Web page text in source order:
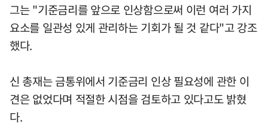
그는 "기준금리를 앞으로 인상함으로써 이런 여러 가지
요소를 일관성 있게 관리하는 기회가 될 것 같다"고 강조
했다.
신 총재는 금통위에서 기준금리 인상 필요성에 관한 이
견은 없었다며 적절한 시점을 검토하고 있다고도 밝혔
다.